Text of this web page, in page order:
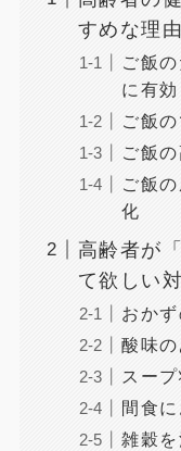
すめな理由
ご飯
に有効
ご飯
ご飯
ご飯
化
高齢者が
て欲しい
おか
酸味
スー
間食
雑穀